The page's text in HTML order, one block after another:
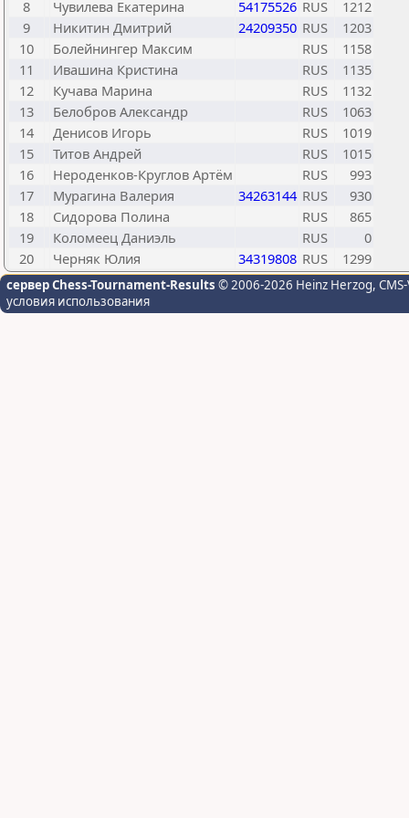
8 Чувилева Екатерина 54175526 RUS
1212
9
Никитин Дмитрий 24209350 RUS
1203
10
Болейнингер Максим RUS
1158
11
Ивашина Кристина RUS
1135
12
Кучава Марина RUS
1132
13
Белобров Александр RUS
1063
14
Денисов Игорь RUS
1019
15
Титов Андрей RUS
1015
16
Нероденков-Круглов Артём RUS
993
17
Мурагина Валерия 34263144 RUS
930
18
Сидорова Полина RUS
865
19
Коломеец Даниэль RUS
0
20
Черняк Юлия 34319808 RUS 1299
сервер Chess-Tournament-Results © 2006-2026 Heinz Herzog,
условия использования